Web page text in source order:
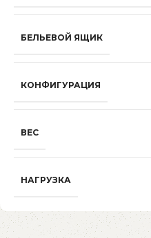
БЕЛЬЕВОЙ ЯЩИК
КОНФИГУРАЦИЯ
ВЕС
НАГРУЗКА